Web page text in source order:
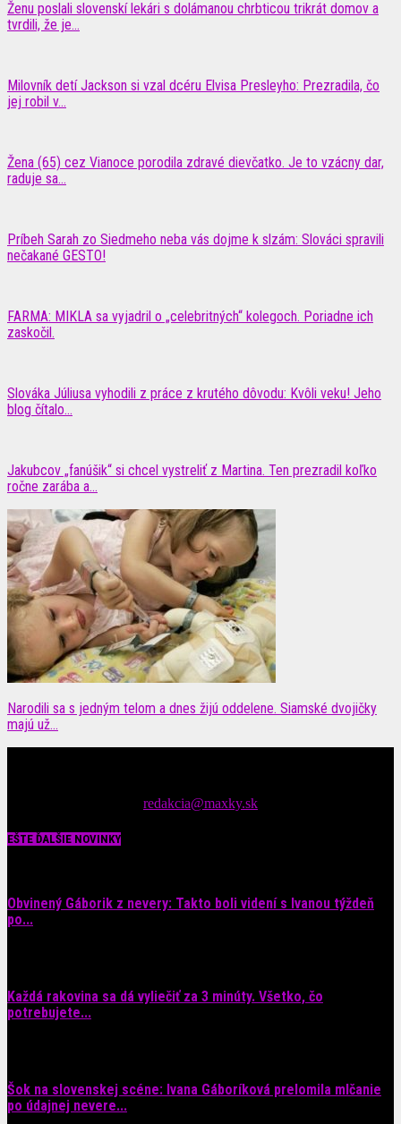
Ženu poslali slovenskí lekári s dolámanou chrbticou trikrát domov a
tvrdili, že je...
Milovník detí Jackson si vzal dcéru Elvisa Presleyho: Prezradila, čo
jej robil v...
Žena (65) cez Vianoce porodila zdravé dievčatko. Je to vzácny dar,
raduje sa...
Príbeh Sarah zo Siedmeho neba vás dojme k slzám: Slováci spravili
nečakané GESTO!
FARMA: MIKLA sa vyjadril o „celebritných“ kolegoch. Poriadne ich
zaskočil.
Slováka Júliusa vyhodili z práce z krutého dôvodu: Kvôli veku! Jeho
blog čítalo...
Jakubcov „fanúšik“ si chcel vystreliť z Martina. Ten prezradil koľko
ročne zarába a...
Narodili sa s jedným telom a dnes žijú oddelene. Siamské dvojičky
majú už...
redakcia@maxky.sk
EŠTE ĎALŠIE NOVINKY
Obvinený Gáborik z nevery: Takto boli videní s Ivanou týždeň
po...
Každá rakovina sa dá vyliečiť za 3 minúty. Všetko, čo
potrebujete...
Šok na slovenskej scéne: Ivana Gáboríková prelomila mlčanie
po údajnej nevere...